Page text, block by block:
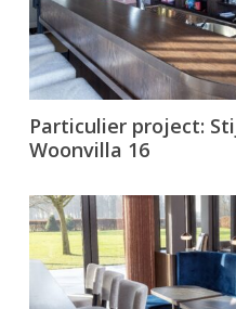
Particulier project:
Woonvilla 16